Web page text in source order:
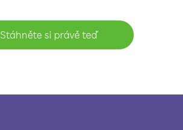
Stáhněte si právě teď